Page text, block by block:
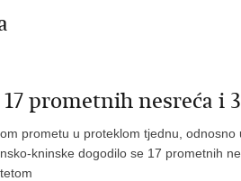
prometnih nesreća i
prometu u proteklom tjednu,
kninske dogodilo se 17 prometnih